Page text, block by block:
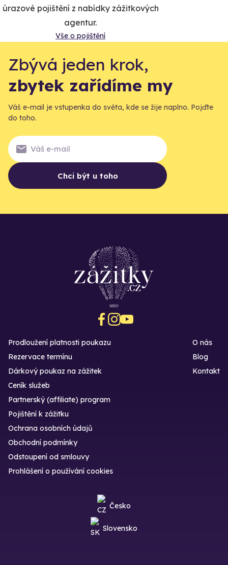
úrazové pojištění z nabídky zážitkových
agentur.
Vše o pojištění
Zbývá jeden krok,
zbytek zařídíme my
Váš e-mail je vstupenka do světa, kde se žije naplno. Pojďte
do toho.
Chci být u toho
Prodloužení platnosti poukazu
Rezervace termínu
Dárkový poukaz na zážitek
O nás
Blog
Kontakt
Ceník služeb
Partnerský (affiliate) program
Pojištění k zážitku
Ochrana osobních údajů
Obchodní podmínky
Odstoupení od smlouvy
Prohlášení o používání cookies
Česko
Slovensko